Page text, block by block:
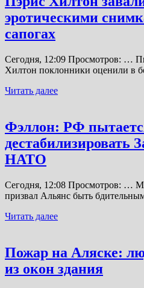
эротическими
сапогах
Сегодня, 12:09 Просмотров: …
Хилтон поклонники оценили в
Читать далее
Фэллон: РФ
дестабилизировать
НАТО
Сегодня, 12:08 Просмотров: …
призвал Альянс быть
Читать далее
Пожар на Аляске:
из окон здания